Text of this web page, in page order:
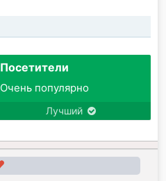
Посетители
Очень популярно
Лучший